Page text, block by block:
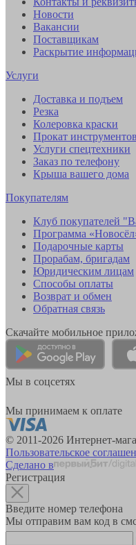
Новости
Вакансии
Поставщикам
Раскрытие
Услуги
Доставка и подъем
Резка
Колеровка краски
Прокат инструментов
Услуги спецтехники
Заказ по телефону
Крыша вашего дома
Покупателям
Клуб покупателей
Программа
Подарочные карты
Прорабам, бригадам
Юридическим лицам
Способы оплаты
Возврат и обмен
Обратная связь
Скачайте мобильное
Мы в соцсетях
Мы принимаем к оплате
© 2011-2026 Интернет-
Пользовательское
Сделано в
Регистрация
Введите номер телефона
Мы отправим вам код в